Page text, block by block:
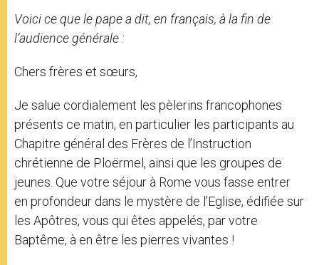
Voici ce que le pape a dit, en français, à la fin de
l’audience générale :
Chers frères et sœurs,
Je salue cordialement les pèlerins francophones
présents ce matin, en particulier les participants au
Chapitre général des Frères de l’Instruction
chrétienne de Ploërmel, ainsi que les groupes de
jeunes. Que votre séjour à Rome vous fasse entrer
en profondeur dans le mystère de l’Eglise, édifiée sur
les Apôtres, vous qui êtes appelés, par votre
Baptême, à en être les pierres vivantes !